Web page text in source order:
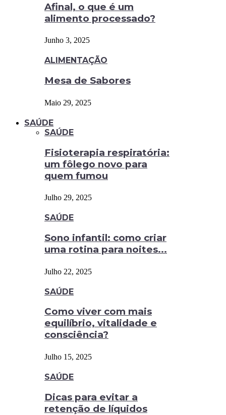
Afinal, o que é um
alimento processado?
Junho 3, 2025
ALIMENTAÇÃO
Mesa de Sabores
Maio 29, 2025
SAÚDE
SAÚDE
Fisioterapia respiratória:
um fôlego novo para
quem fumou
Julho 29, 2025
SAÚDE
Sono infantil: como criar
uma rotina para noites...
Julho 22, 2025
SAÚDE
Como viver com mais
equilíbrio, vitalidade e
consciência?
Julho 15, 2025
SAÚDE
Dicas para evitar a
retenção de líquidos